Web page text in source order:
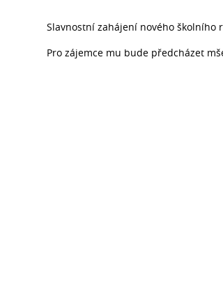
Slavnostní zahájení nového školního
Pro zájemce mu bude předcházet